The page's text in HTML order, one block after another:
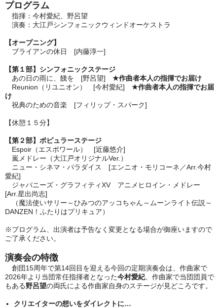
プログラム
指揮：今村愛紀、野呂望
演奏：大江戸シンフォニックウィンドオーケストラ
【オープニング】
ブライアンの休日 [内藤淳一]
【第１部】シンフォニックステージ
あの日の雨に、餞を [野呂望] ★作曲者本人の指揮でお届け
Reunion（リユニオン） [今村愛紀] ★作曲者本人の指揮でお届
け
祝典のための音楽 [フィリップ・スパーク]
【休憩１５分】
【第２部】ポピュラーステージ
Espoir（エスポワール） [近藤悠介]
嵐メドレー（大江戸オリジナルVer.）
ニュー・シネマ・パラダイス [エンニオ・モリコーネ／Arr.今村
愛紀]
ジャパニーズ・グラフィティXV アニメヒロイン・メドレー
[Arr.星出尚志]
（魔法使いサリー～ひみつのアッコちゃん～ムーンライト伝説～
DANZEN！ふたりはプリキュア）
※プログラム、出演者は予告なく変更となる場合が御座いますので
ご了承ください。
演奏会の特徴
創団15周年で第14回目を迎える今回の定期演奏会は、作曲家で
2026年より当団常任指揮者となった今村愛紀、作曲家で当団団員で
もある野呂望の両氏による作曲家自身のステージが見どころです。
クリエイターの想いをダイレクトに…